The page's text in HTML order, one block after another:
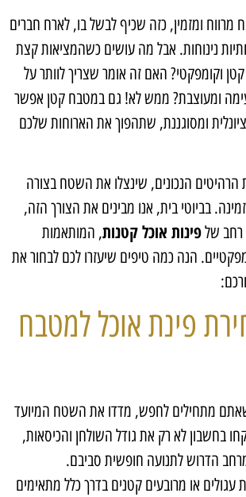
מרווח ומזמין, כזה שכיף לבשל בו, לארח חברים
נינוחות. אבל מה עושים כשהמציאות קצת
וקומפקטי? האם זה אומר שצריך לוותר על
ומעוצבת? ממש לא! גם במטבח קטן אפשר
ומסוגננת, שתהפוך את הארוחות שלכם
הנכונים, שינצלו את השטח בצורה
בביוטי בית, אנו מבינים את הצורך הזה,
רחב שלפינות אוכל קטנות, המותאמות
הנה כמה טיפים שיעזרו לכם לבחור את
פינת אוכל למטבח
מתחילים לחפש, מדדו את השטח המיועד
בחשבון לא רק את גודל השולחן והכיסאות,
הדרוש לתנועה חופשית סביבם.
עגולים או מרובעים קטנים בדרך כלל מתאימים